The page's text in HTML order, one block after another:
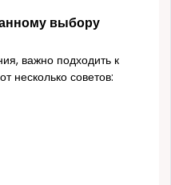
выбору
важно подходить к
несколько советов: